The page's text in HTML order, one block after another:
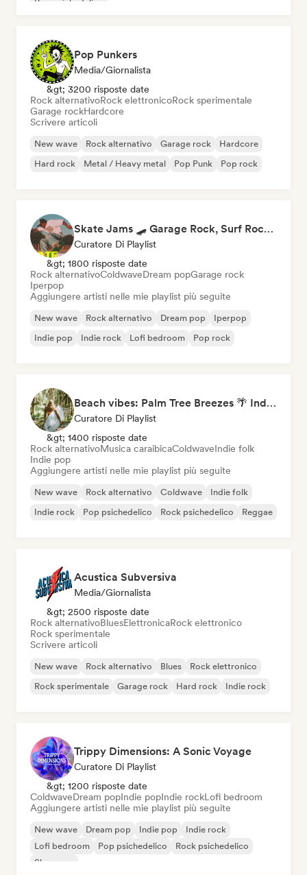
Pop psichedelico
Pop Punkers
Media/Giornalista
&gt; 3200 risposte date
Rock alternativoRock elettronicoRock sperimentale
Garage rockHardcore
Scrivere articoli
New wave Rock alternativo Garage rock
Hardcore
Hard rock
Metal / Heavy metal Pop Punk Pop rock
Skate Jams 🛹 Garage Rock, Surf Rock & Neo-Psych
Curatore Di Playlist
&gt; 1800 risposte date
Rock alternativoColdwaveDream popGarage rock
Iperpop
Aggiungere artisti nelle mie playlist più seguite
New wave Rock alternativo Dream pop
Iperpop
Indie pop
Indie rock Lofi bedroom Pop rock
Beach vibes: Palm Tree Breezes 🌴 Indie Folk, Acoustic & Singer-Songwriter
Curatore Di Playlist
&gt; 1400 risposte date
Rock alternativoMusica caraibicaColdwaveIndie folk
Indie pop
Aggiungere artisti nelle mie playlist più seguite
New wave Rock alternativo Coldwave
Indie folk
Indie rock
Pop psichedelico Rock psichedelico Reggae
Acustica Subversiva
Media/Giornalista
&gt; 2500 risposte date
Rock alternativoBluesElettronicaRock elettronico
Rock sperimentale
Scrivere articoli
New wave Rock alternativo Blues
Rock elettronico
Rock sperimentale
Garage rock Hard rock Indie rock
Trippy Dimensions: A Sonic Voyage
Curatore Di Playlist
&gt; 1200 risposte date
ColdwaveDream popIndie popIndie rockLofi bedroom
Aggiungere artisti nelle mie playlist più seguite
New wave Dream pop Indie pop
Indie rock
Lofi bedroom
Pop psichedelico
Rock psichedelico
Shoegaze